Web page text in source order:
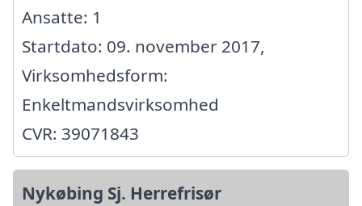
Ansatte: 1
Startdato: 09. november 2017,
Virksomhedsform:
Enkeltmandsvirksomhed
CVR: 39071843
Nykøbing Sj. Herrefrisør